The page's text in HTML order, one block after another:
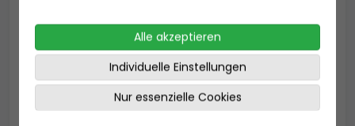
Geburtsdatum
Alle akzeptieren
Individuelle Einstellungen
Nur essenzielle Cookies